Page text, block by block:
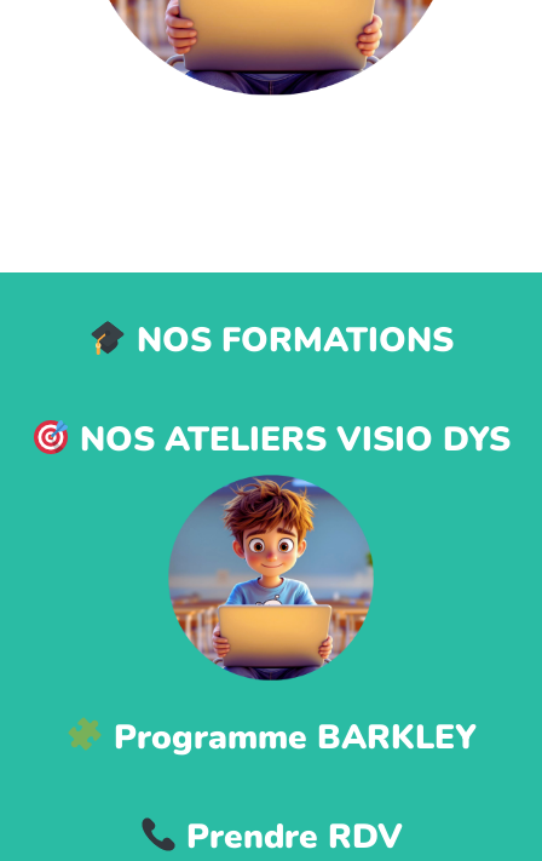
NOS FORMATIONS
NOS ATELIERS VISIO DYS
Programme BARKLEY
Prendre RDV